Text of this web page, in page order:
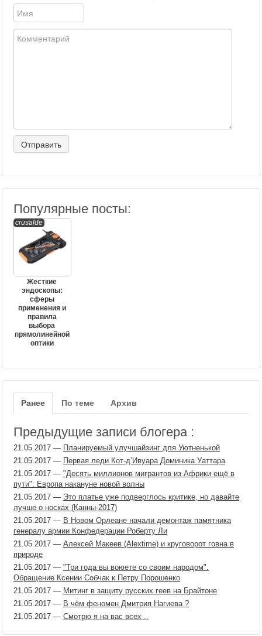
Популярные посты:
crusalde
Жесткие
эндоскопы:
сферы
применения и
правила
выбора
прямолинейной
оптики
Ранее По теме Архив
Предыдущие записи блогера :
21.05.2017 — Планируемый улучшайзинг для Уютненькой
21.05.2017 — Первая леди Кот-д’Ивуара Доминика Уаттара
21.05.2017 — "Десять миллионов мигрантов из Африки ещё в
пути": Европа накануне новой волны
21.05.2017 — Это платье уже подверглось критике, но давайте
лучше о носках (Канны-2017)
21.05.2017 — В Новом Орлеане начали демонтаж памятника
генералу армии Конфедерации Роберту Ли
21.05.2017 — Алексей Макеев (Alextime) и круговорот говна в
природе
21.05.2017 — "Три года вы воюете со своим народом".
Обращение Ксении Собчак к Петру Порошенко
21.05.2017 — Митинг в защиту русских геев на Брайтоне
21.05.2017 — В чём феномен Дмитрия Нагиева ?
21.05.2017 — Смотрю я на вас всех ..